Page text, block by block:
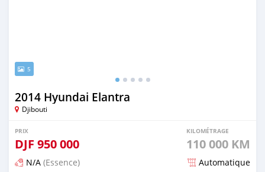
5
2014 Hyundai Elantra
Djibouti
PRIX
DJF 950 000
KILOMÉTRAGE
110 000 KM
N/A (Essence) Automatique